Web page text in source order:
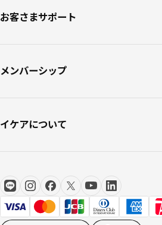
お客さまサポート
メンバーシップ
イケアについて